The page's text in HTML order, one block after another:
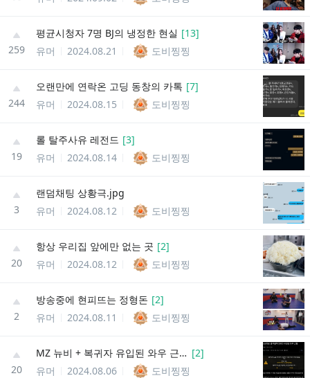
259
평균시청자 7명 BJ의 냉정한 현실 [13]
유머
2024.08.21 도비찡찡
244
오랜만에 연락온 고딩 동창의 카톡 [7]
유머
2024.08.15 도비찡찡
19
롤 탈주사유 레전드 [3]
유머
2024.08.14 도비찡찡
3
랜덤채팅 상황극.jpg
유머
2024.08.12 도비찡찡
20
항상 우리집 앞에만 없는 곳 [2]
유머
2024.08.12 도비찡찡
2
방송중에 현피뜨는 정형돈 [2]
유머
2024.08.11 도비찡찡
20
MZ 뉴비 + 복귀자 유입된 와우 근황 [2]
유머
2024.08.06 도비찡찡